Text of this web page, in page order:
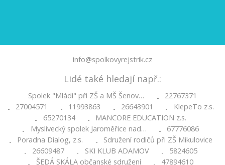
info@spolkovyrejstrik.cz
Lidé také hledají např.:
Spolek "Mládí" při ZŠ a MŠ Šenov… -
22767371
-
27004571 - 11993863 - 26643901 -
KlepeTo z.s.
-
65270134 -
MANCORE EDUCATION z.s.
-
Myslivecký spolek Jaroměřice nad… -
67776086
-
Poradna Dialog, z.s. -
Sdružení rodičů při ZŠ Mikulovice
-
26609487 - SKI KLUB ADAMOV -
5824605
ŠEDÁ SKÁLA občanské sdružení 47894610